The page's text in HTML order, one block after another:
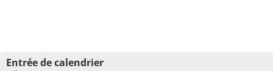
Entrée de calendrier